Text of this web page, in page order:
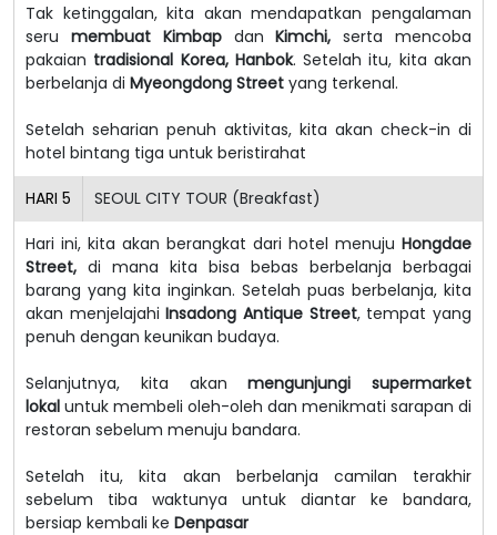
Tak ketinggalan, kita akan mendapatkan pengalaman
seru membuat KimbapdanKimchi, serta mencoba
pakaian tradisional Korea, Hanbok. Setelah itu, kita akan
berbelanja di Myeongdong Street yang terkenal.
Setelah seharian penuh aktivitas, kita akan check-in di
hotel bintang tiga untuk beristirahat
HARI 5 SEOUL CITY TOUR (Breakfast)
Hari ini, kita akan berangkat dari hotel menuju Hongdae
Street, di mana kita bisa bebas berbelanja berbagai
barang yang kita inginkan. Setelah puas berbelanja, kita
akan menjelajahiInsadong Antique Street, tempat yang
penuh dengan keunikan budaya.
Selanjutnya, kita akanmengunjungi supermarket
lokal untuk membeli oleh-oleh dan menikmati sarapan di
restoran sebelum menuju bandara.
Setelah itu, kita akan berbelanja camilan terakhir
sebelum tiba waktunya untuk diantar ke bandara,
bersiap kembali ke Denpasar